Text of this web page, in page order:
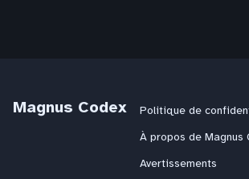
Magnus Codex
Politique de
À propos de Magnus
Avertissements